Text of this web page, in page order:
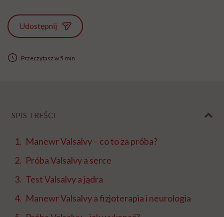
Udostępnij
Przeczytasz w 5 min
SPIS TREŚCI
Manewr Valsalvy – co to za próba?
Próba Valsalvy a serce
Test Valsalvy a jądra
Manewr Valsalvy a fizjoterapia i neurologia